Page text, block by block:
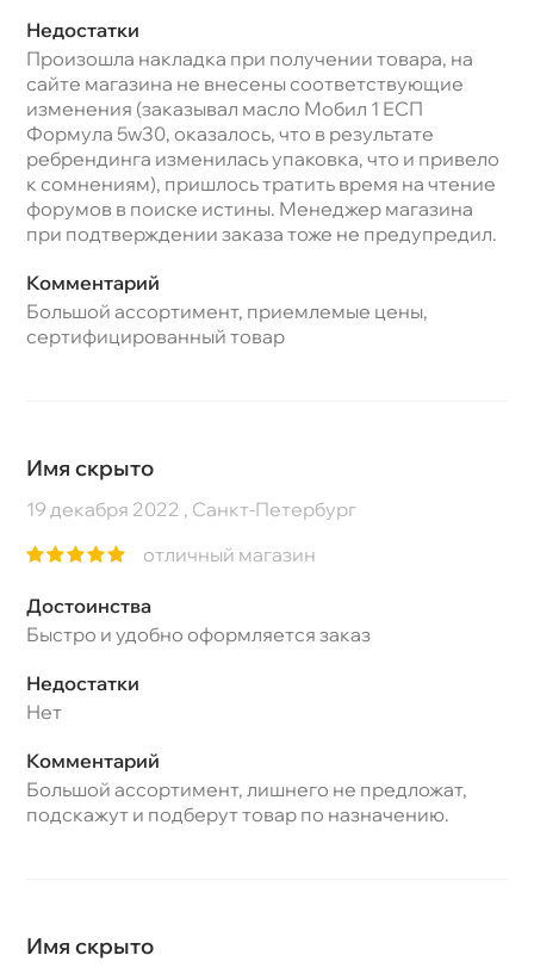
Недостатки
Произошла накладка при получении товара, на
сайте магазина не внесены соответствующие
изменения (заказывал масло Мобил 1 ЕСП
Формула 5w30, оказалось, что в результате
ребрендинга изменилась упаковка, что и привело
к сомнениям), пришлось тратить время на чтение
форумов в поиске истины. Менеджер магазина
при подтверждении заказа тоже не предупредил.
Комментарий
Большой ассортимент, приемлемые цены,
сертифицированный товар
Имя скрыто
19 декабря 2022 , Санкт-Петербург
отличный магазин
Достоинства
Быстро и удобно оформляется заказ
Недостатки
Нет
Комментарий
Большой ассортимент, лишнего не предложат,
подскажут и подберут товар по назначению.
Имя скрыто